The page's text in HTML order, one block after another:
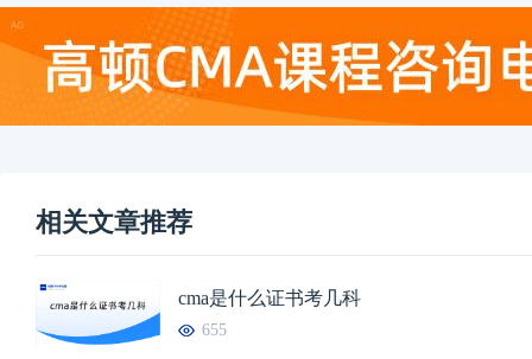
相关文章推荐
cma是什么证书考几科
655